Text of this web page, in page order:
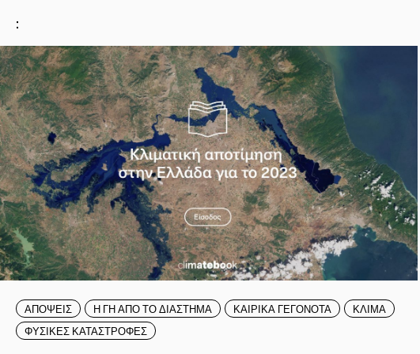
:
ΑΠΟΨΕΙΣ Η ΓΗ ΑΠΟ ΤΟ ΔΙΑΣΤΗΜΑ ΚΑΙΡΙΚΑ ΓΕΓΟΝΟΤΑ
ΚΛΙΜΑ
ΦΥΣΙΚΕΣ ΚΑΤΑΣΤΡΟΦΕΣ